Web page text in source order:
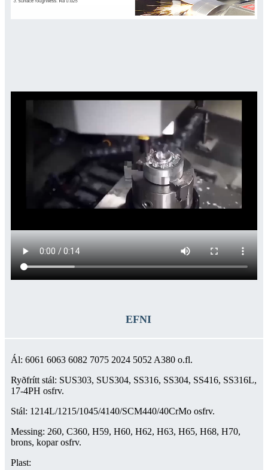
EFNI
Ál: 6061 6063 6082 7075 2024 5052 A380 o.fl.
Ryðfrítt stál: SUS303, SUS304, SS316, SS304, SS416, SS316L,
17-4PH osfrv.
Stál: 1214L/1215/1045/4140/SCM440/40CrMo osfrv.
Messing: 260, C360, H59, H60, H62, H63, H65, H68, H70,
brons, kopar osfrv.
Plast: